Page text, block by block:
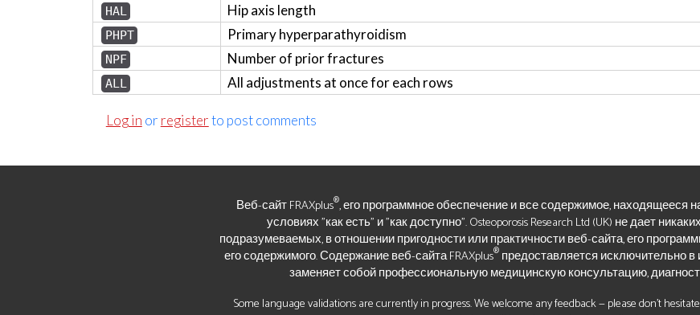
HAL Hip axis length
PHPT Primary hyperparathyroidism
NPF Number of prior fractures
ALL All adjustments at once for each rows
Log in or registerto post comments
Веб-сайт FRAXplus®, его программное обеспечение и все содержимое, находящееся
условиях "как есть" и "как доступно". Osteoporosis Research Ltd (UK) не дает
подразумеваемых, в отношении пригодности или практичности веб-сайта, его
его содержимого. Содержание веб-сайта FRAXplus® предоставляется исключительно
заменяет собой профессиональную медицинскую консультацию,
Some language validations are currently in progress. We welcome any feedback — please don’t